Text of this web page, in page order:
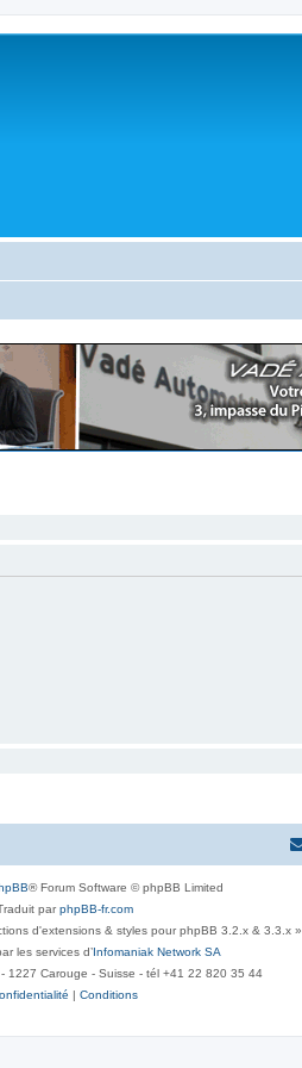
® Forum Software © phpBB Limited
parphpBB-fr.com
d'extensions & styles pour phpBB 3.2.x & 3.3.x »
les services d’Infomaniak Network SA
1227 Carouge - Suisse - tél +41 22 820 35 44
| Conditions